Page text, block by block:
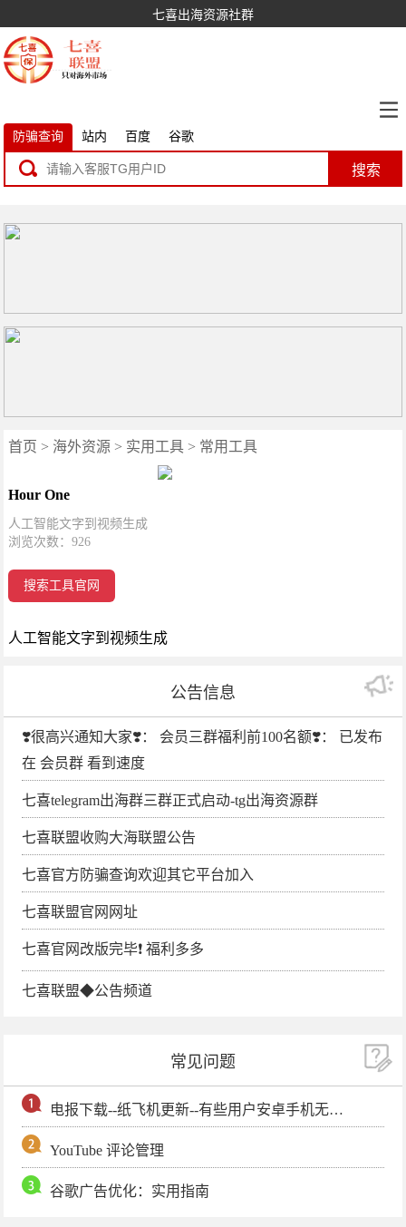
七喜出海资源社群
防骗查询 站内 百度 谷歌
搜索
首页 > 海外资源 > 实用工具 > 常用工具
Hour One
人工智能文字到视频生成
浏览次数：926
搜索工具官网
人工智能文字到视频生成
公告信息
❣️很高兴通知大家❣️： 会员三群福利前100名额❣️： 已发布
在 会员群 看到速度
七喜telegram出海群三群正式启动-tg出海资源群
七喜联盟收购大海联盟公告
七喜官方防骗查询欢迎其它平台加入
七喜联盟官网网址
七喜官网改版完毕❗️ 福利多多
七喜联盟◆公告频道
常见问题
电报下载--纸飞机更新--有些用户安卓手机无法更新电报软件
YouTube 评论管理
谷歌广告优化：实用指南